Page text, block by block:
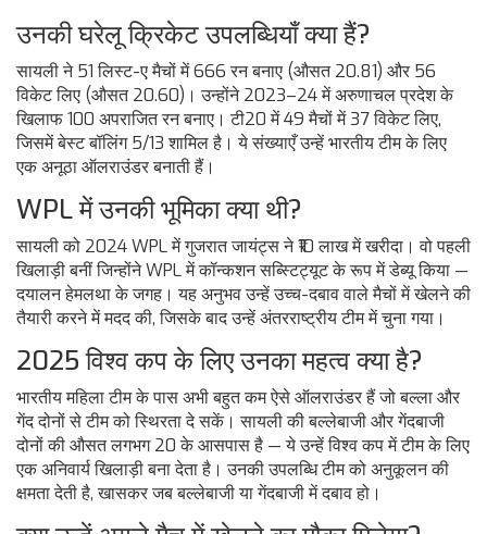
उनकी घरेलू क्रिकेट उपलब्धियाँ क्या हैं?
सायली ने 51 लिस्ट-ए मैचों में 666 रन बनाए (औसत 20.81) और 56
विकेट लिए (औसत 20.60)। उन्होंने 2023–24 में अरुणाचल प्रदेश के
खिलाफ 100 अपराजित रन बनाए। टी20 में 49 मैचों में 37 विकेट लिए,
जिसमें बेस्ट बॉलिंग 5/13 शामिल है। ये संख्याएँ उन्हें भारतीय टीम के लिए
एक अनूठा ऑलराउंडर बनाती हैं।
WPL में उनकी भूमिका क्या थी?
सायली को 2024 WPL में गुजरात जायंट्स ने ₹10 लाख में खरीदा। वो पहली
खिलाड़ी बनीं जिन्होंने WPL में कॉन्कशन सब्स्टिट्यूट के रूप में डेब्यू किया —
दयालन हेमलथा के जगह। यह अनुभव उन्हें उच्च-दबाव वाले मैचों में खेलने की
तैयारी करने में मदद की, जिसके बाद उन्हें अंतरराष्ट्रीय टीम में चुना गया।
2025 विश्व कप के लिए उनका महत्व क्या है?
भारतीय महिला टीम के पास अभी बहुत कम ऐसे ऑलराउंडर हैं जो बल्ला और
गेंद दोनों से टीम को स्थिरता दे सकें। सायली की बल्लेबाजी और गेंदबाजी
दोनों की औसत लगभग 20 के आसपास है — ये उन्हें विश्व कप में टीम के लिए
एक अनिवार्य खिलाड़ी बना देता है। उनकी उपलब्धि टीम को अनुकूलन की
क्षमता देती है, खासकर जब बल्लेबाजी या गेंदबाजी में दबाव हो।